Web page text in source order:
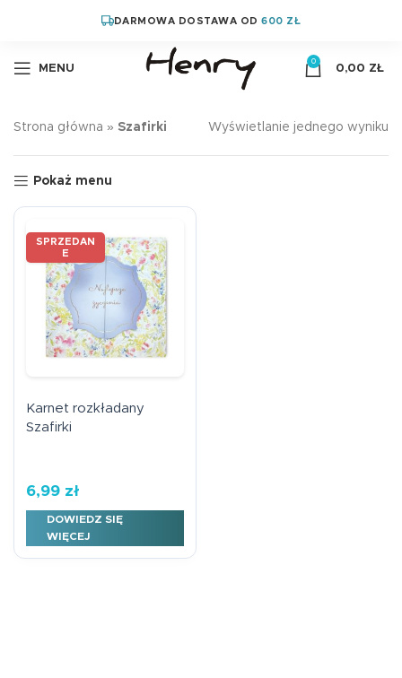
DARMOWA DOSTAWA OD600 ZŁ
MENU
0
0,00 ZŁ
Strona główna » Szafirki Wyświetlanie jednego wyniku
Pokaż menu
SPRZEDAN
E
Karnet rozkładany
Szafirki
6,99 zł
DOWIEDZ SIĘ
WIĘCEJ